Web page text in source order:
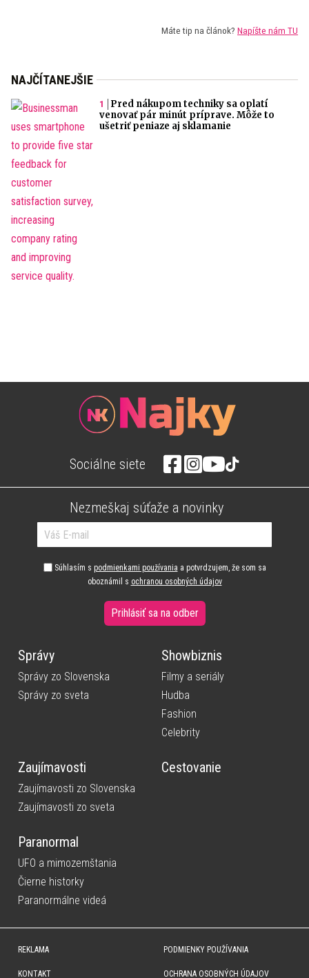
Máte tip na článok? Napíšte nám TU
NAJČÍTANEJŠIE
Pred nákupom techniky sa oplatí
venovať pár minút príprave. Môže to
ušetriť peniaze aj sklamanie
Sociálne siete
Nezmeškaj súťaže a novinky
Súhlasím s podmienkami používania a potvrdzujem, že som sa
oboznámil s ochranou osobných údajov
Prihlásiť sa na odber
Správy
Správy zo Slovenska
Správy zo sveta
Showbiznis
Filmy a seriály
Hudba
Fashion
Celebrity
Zaujímavosti
Zaujímavosti zo Slovenska
Zaujímavosti zo sveta
Cestovanie
Paranormal
UFO a mimozemštania
Čierne historky
Paranormálne videá
REKLAMA
KONTAKT
PODMIENKY POUŽÍVANIA
OCHRANA OSOBNÝCH ÚDAJOV